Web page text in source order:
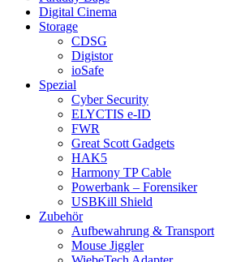
Digital Cinema
Storage
CDSG
Digistor
ioSafe
Spezial
Cyber Security
ELYCTIS e-ID
FWR
Great Scott Gadgets
HAK5
Harmony TP Cable
Powerbank – Forensiker
USBKill Shield
Zubehör
Aufbewahrung & Transport
Mouse Jiggler